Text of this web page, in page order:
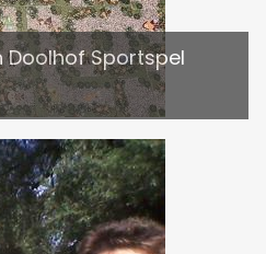
Doolhof Sportspel